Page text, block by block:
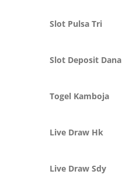
Slot Pulsa Tri
Slot Deposit Dana
Togel Kamboja
Live Draw Hk
Live Draw Sdy